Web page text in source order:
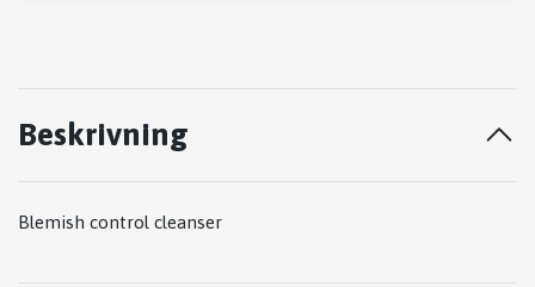
Beskrivning
Blemish control cleanser